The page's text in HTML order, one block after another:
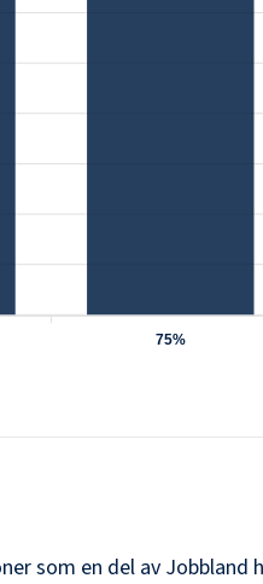
75%
som en del av